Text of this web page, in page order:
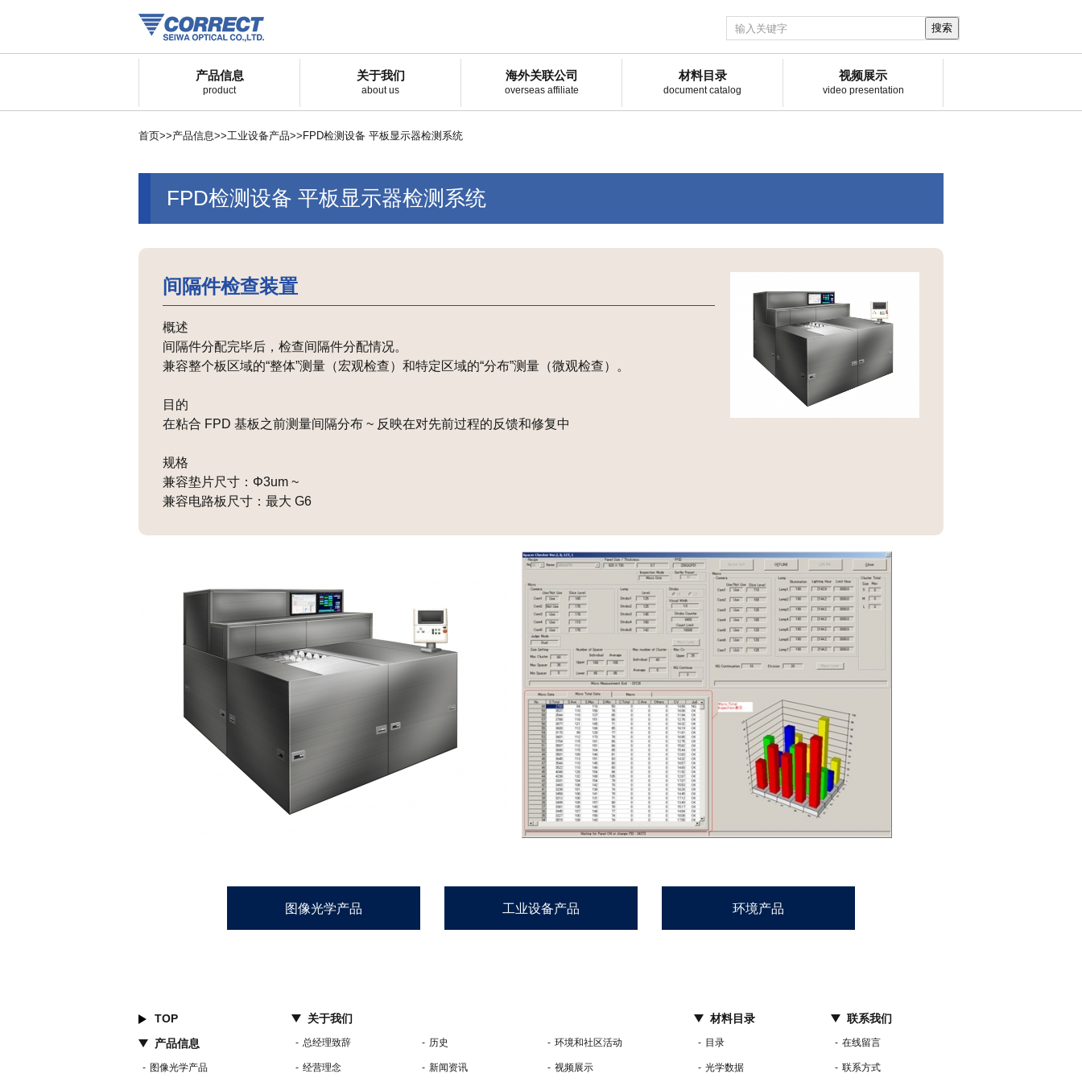
搜索
产品信息
product
关于我们
about us
海外关联公司
overseas affiliate
材料目录
document catalog
视频展示
video presentation
首页>>产品信息>>工业设备产品>> FPD检测设备 平板显示器检测系统
FPD检测设备 平板显示器检测系统
间隔件检查装置
概述
间隔件分配完毕后，检查间隔件分配情况。
兼容整个板区域的“整体”测量（宏观检查）和特定区域的“分布”测量（微观检查）。
目的
在粘合 FPD 基板之前测量间隔分布 ~ 反映在对先前过程的反馈和修复中
规格
兼容垫片尺寸：Φ3um ~
兼容电路板尺寸：最大 G6
图像光学产品 工业设备产品 环境产品
TOP
产品信息
图像光学产品
关于我们
总经理致辞
经营理念
历史
新闻资讯
环境和社区活动
视频展示
材料目录
目录
光学数据
联系我们
在线留言
联系方式